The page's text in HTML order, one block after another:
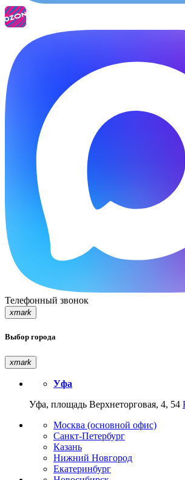
Телефонный звонок
xmark
Выбор города
xmark
Уфа
Уфа, площадь Верхнеторговая, 4, 54
Москва (основной офис)
Санкт-Петербург
Казань
Нижний Новгород
Екатеринбург